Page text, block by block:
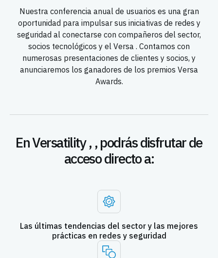
Nuestra conferencia anual de usuarios es una gran
oportunidad para impulsar sus iniciativas de redes y
seguridad al conectarse con compañeros del sector,
socios tecnológicos y el Versa . Contamos con
numerosas presentaciones de clientes y socios, y
anunciaremos los ganadores de los premios Versa
Awards.
En Versatility , , podrás disfrutar de
acceso directo a:
Las últimas tendencias del sector y las mejores
prácticas en redes y seguridad